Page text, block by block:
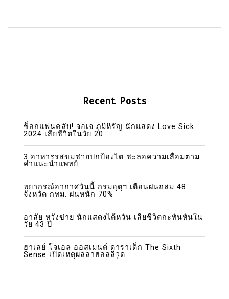
Recent Posts
ช็อกแฟนคลับ! จอเจ ภูมิหิรัญ นักแสดง Love Sick
2024 เสียชีวิตในวัย 20
3 อาหารรสขมช่วยปกป้องไต ชะลอความเสื่อมตาม
คำแนะนำแพทย์
พยากรณ์อากาศวันนี้ กรมอุตุฯ เตือนฝนถล่ม 48
จังหวัด กทม. ฝนหนัก 70%
อาลัย หวังข่าย นักแสดงไต้หวัน เสียชีวิตกะทันหันใน
วัย 43 ปี
ฮาเลย์ โจเอล ออสเมนต์ ดาราเด็ก The Sixth
Sense เปิดเหตุผลลาฮอลลีวูด